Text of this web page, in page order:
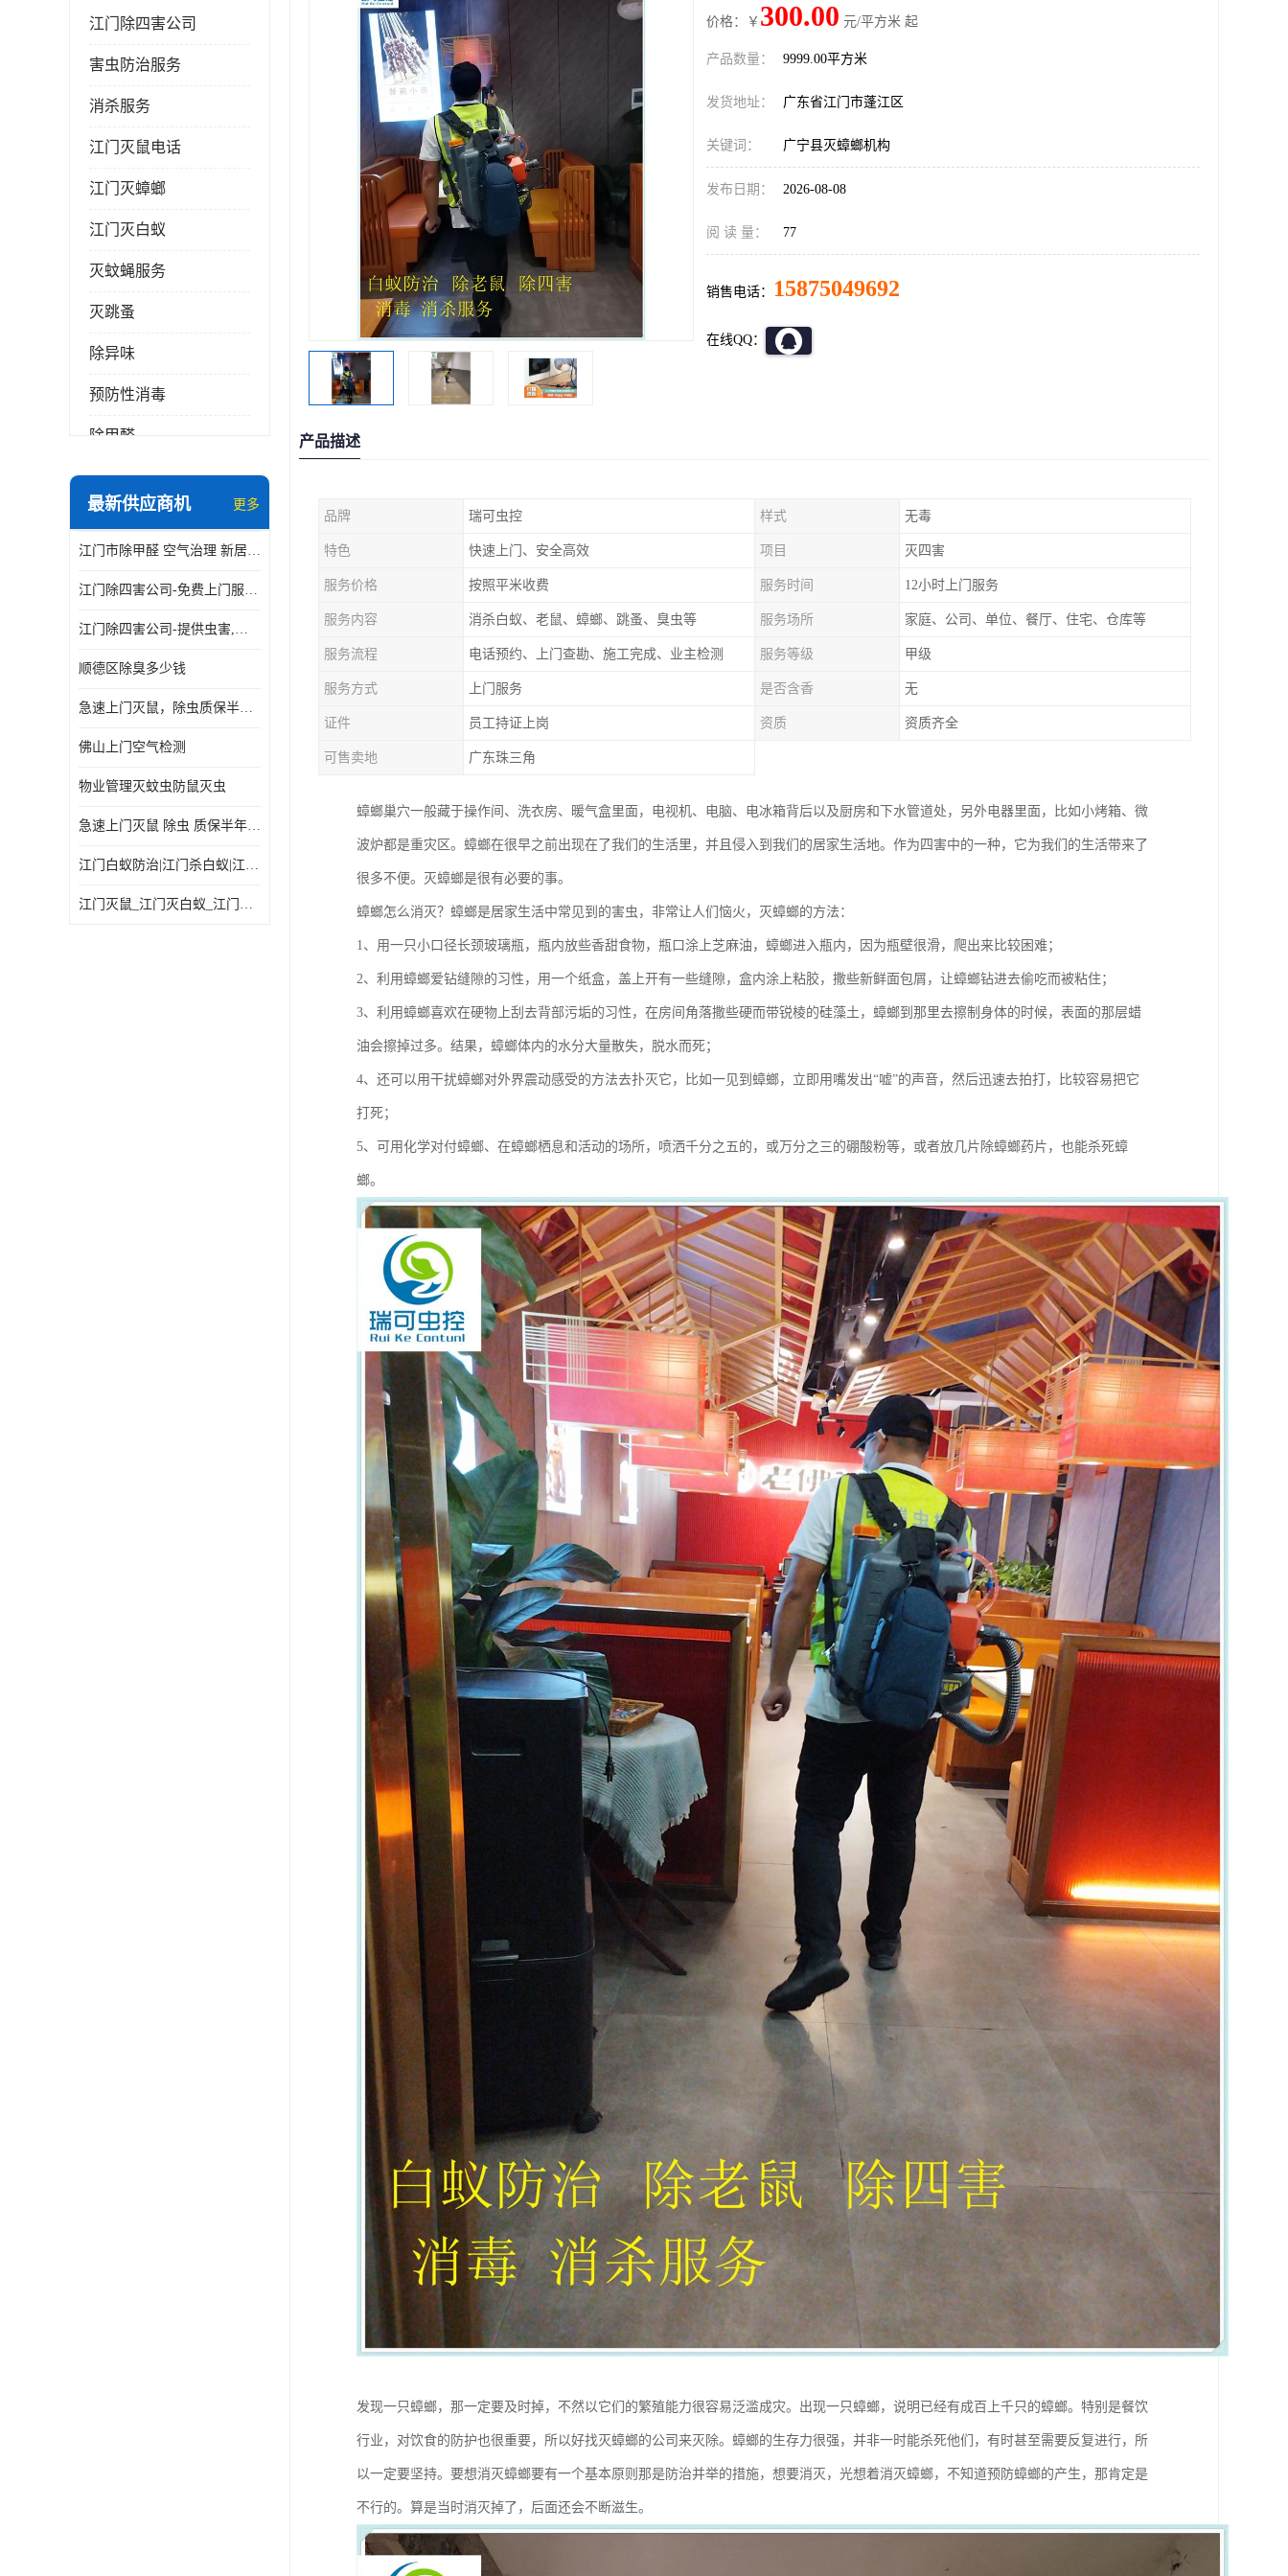
江门除四害公司
害虫防治服务
消杀服务
江门灭鼠电话
江门灭蟑螂
江门灭白蚁
灭蚊蝇服务
灭跳蚤
除异味
预防性消毒
除甲醛
最新供应商机 更多
江门市除甲醛 空气治理 新居除异味 除苯 装修后异味清除
江门除四害公司-免费上门服务-随叫随到
江门除四害公司-提供虫害,病毒等全面消杀服务
顺德区除臭多少钱
急速上门灭鼠，除虫质保半年，白蚁、跳蚤、臭虫、蟑螂、德国小镰
佛山上门空气检测
物业管理灭蚊虫防鼠灭虫
急速上门灭鼠 除虫 质保半年 白蚁 跳蚤 臭虫 蟑螂 德国小镰
江门白蚁防治|江门杀白蚁|江门杀虫灭鼠|江门灭白蚁|
江门灭鼠_江门灭白蚁_江门灭蟑螂
价格：￥ 300.00 元/平方米 起
产品数量： 9999.00平方米
发货地址： 广东省江门市蓬江区
关键词： 广宁县灭蟑螂机构
发布日期： 2026-08-08
阅 读 量： 77
销售电话： 15875049692
在线QQ：
产品描述
品牌 瑞可虫控 样式 无毒
特色 快速上门、安全高效 项目 灭四害
服务价格 按照平米收费 服务时间 12小时上门服务
服务内容 消杀白蚁、老鼠、蟑螂、跳蚤、臭虫等 服务场所 家庭、公司、单位、餐厅、住宅、仓库等
服务流程 电话预约、上门查勘、施工完成、业主检测 服务等级 甲级
服务方式 上门服务 是否含香 无
证件 员工持证上岗 资质 资质齐全
可售卖地 广东珠三角
蟑螂巢穴一般藏于操作间、洗衣房、暖气盒里面，电视机、电脑、电冰箱背后以及厨房和下水管道处，另外电器里面，比如小烤箱、微
波炉都是重灾区。蟑螂在很早之前出现在了我们的生活里，并且侵入到我们的居家生活地。作为四害中的一种，它为我们的生活带来了
很多不便。灭蟑螂是很有必要的事。
蟑螂怎么消灭？蟑螂是居家生活中常见到的害虫，非常让人们恼火，灭蟑螂的方法：
1、用一只小口径长颈玻璃瓶，瓶内放些香甜食物，瓶口涂上芝麻油，蟑螂进入瓶内，因为瓶壁很滑，爬出来比较困难；
2、利用蟑螂爱钻缝隙的习性，用一个纸盒，盖上开有一些缝隙，盒内涂上粘胶，撒些新鲜面包屑，让蟑螂钻进去偷吃而被粘住；
3、利用蟑螂喜欢在硬物上刮去背部污垢的习性，在房间角落撒些硬而带锐棱的硅藻土，蟑螂到那里去擦制身体的时候，表面的那层蜡
油会擦掉过多。结果，蟑螂体内的水分大量散失，脱水而死；
4、还可以用干扰蟑螂对外界震动感受的方法去扑灭它，比如一见到蟑螂，立即用嘴发出“嘘”的声音，然后迅速去拍打，比较容易把它
打死；
5、可用化学对付蟑螂、在蟑螂栖息和活动的场所，喷洒千分之五的，或万分之三的硼酸粉等，或者放几片除蟑螂药片，也能杀死蟑
螂。
发现一只蟑螂，那一定要及时掉，不然以它们的繁殖能力很容易泛滥成灾。出现一只蟑螂，说明已经有成百上千只的蟑螂。特别是餐饮
行业，对饮食的防护也很重要，所以好找灭蟑螂的公司来灭除。蟑螂的生存力很强，并非一时能杀死他们，有时甚至需要反复进行，所
以一定要坚持。要想消灭蟑螂要有一个基本原则那是防治并举的措施，想要消灭，光想着消灭蟑螂，不知道预防蟑螂的产生，那肯定是
不行的。算是当时消灭掉了，后面还会不断滋生。